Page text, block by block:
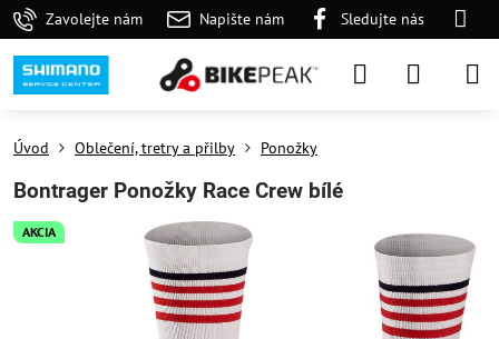
Zavolejte nám Napište nám Sledujte nás
AKCIA
Úvod Oblečení, tretry a přilby Ponožky
Bontrager Ponožky Race Crew bílé